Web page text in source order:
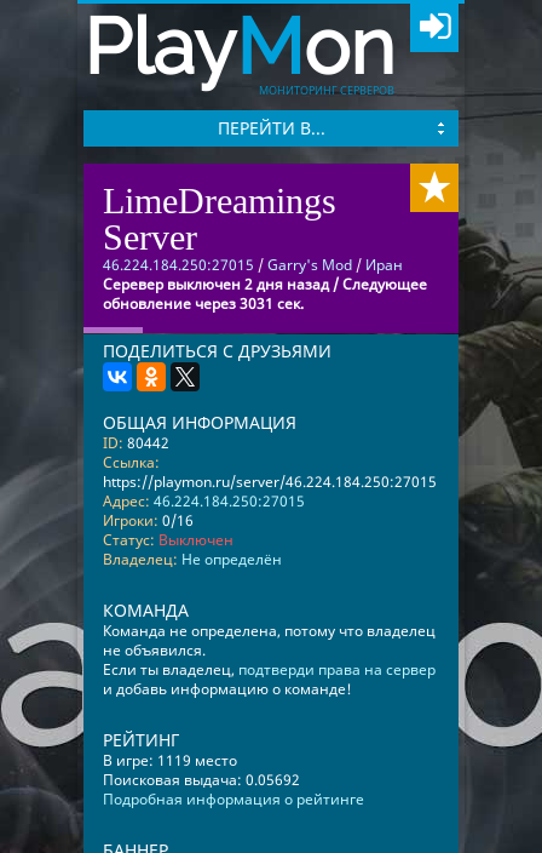
PlayMon
МОНИТОРИНГ СЕРВЕРОВ
ПЕРЕЙТИ В...
LimeDreamings
Server
46.224.184.250:27015 /Garry's Mod / Иран
Серевер выключен 2 дня назад / Следующее
обновление через 3031 сек.
ПОДЕЛИТЬСЯ С ДРУЗЬЯМИ
ОБЩАЯ ИНФОРМАЦИЯ
ID: 80442
Ссылка:
https://playmon.ru/server/46.224.184.250:27015
Адрес: 46.224.184.250:27015
Игроки: 0/16
Статус: Выключен
Владелец: Не определён
КОМАНДА
Команда не определена, потому что владелец
не объявился.
Если ты владелец, подтверди права на сервер
и добавь информацию о команде!
РЕЙТИНГ
В игре: 1119 место
Поисковая выдача: 0.05692
Подробная информация о рейтинге